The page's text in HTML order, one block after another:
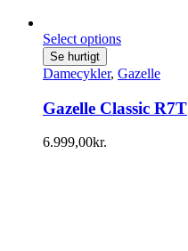
Select options
Se hurtigt
Damecykler, Gazelle
Gazelle Classic R7T
6.999,00kr.